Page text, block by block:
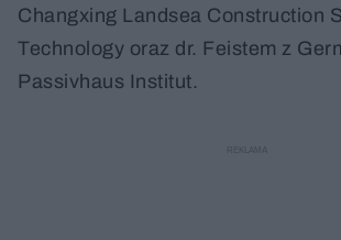
Changxing Landsea Construction
Technology oraz dr. Feistem z
Passivhaus Institut.